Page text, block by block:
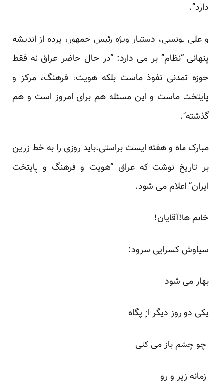
دارد”.
و علی یونسی، دستیار ویژه رئیس جمهور، پرده از اندیشه
پنهانی “نظام” بر می دارد: “در حال حاضر عراق نه فقط
حوزه تمدنی نفوذ ماست بلکه هویت، فرهنگ، مرکز و
پایتخت ماست و این مسئله هم برای امروز است و هم
گذشته”.
مبارک ماه و هفته ایست براستی.باید روزی را به خط زرین
بر تاریخ نوشت که عراق “هویت و فرهنگ و پایتخت
ایران” اعلام می شود.
خانم ها!آقایان!
سیاوش کسرایی سرود:
بهار می شود
یکی دو روز دیگر از پگاه
چو چشم باز می کنی
زمانه زیر و رو